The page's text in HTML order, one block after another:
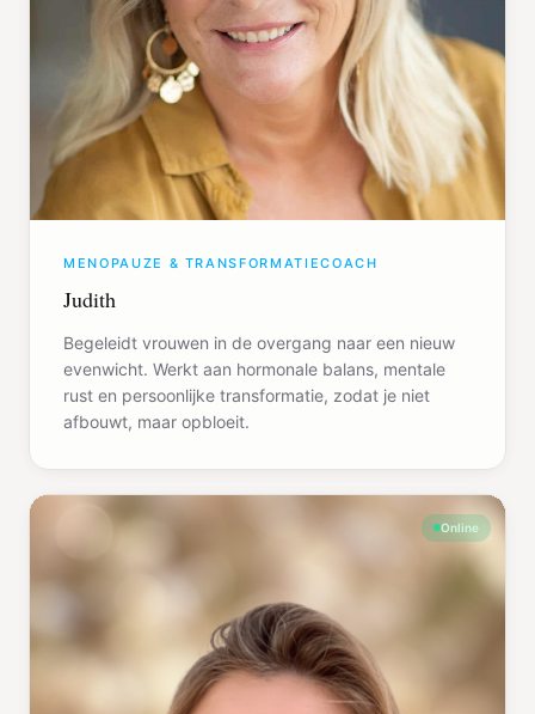
MENOPAUZE & TRANSFORMATIECOACH
Judith
Begeleidt vrouwen in de overgang naar een nieuw
evenwicht. Werkt aan hormonale balans, mentale
rust en persoonlijke transformatie, zodat je niet
afbouwt, maar opbloeit.
Online